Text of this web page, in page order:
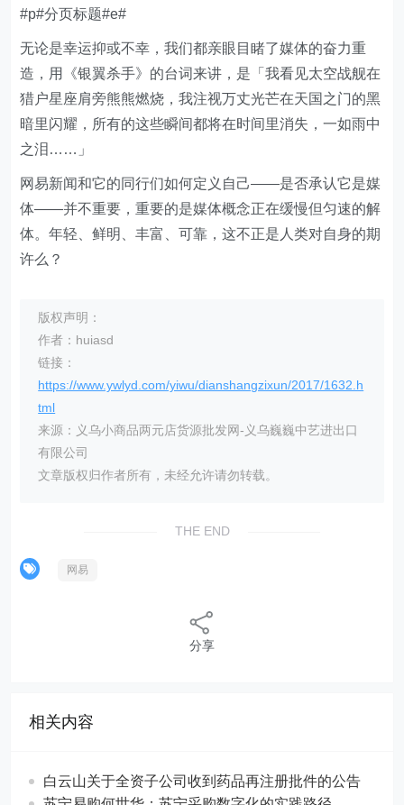
#p#分页标题#e#
无论是幸运抑或不幸，我们都亲眼目睹了媒体的奋力重
造，用《银翼杀手》的台词来讲，是「我看见太空战舰在
猎户星座肩旁熊熊燃烧，我注视万丈光芒在天国之门的黑
暗里闪耀，所有的这些瞬间都将在时间里消失，一如雨中
之泪……」
网易新闻和它的同行们如何定义自己——是否承认它是媒
体——并不重要，重要的是媒体概念正在缓慢但匀速的解
体。年轻、鲜明、丰富、可靠，这不正是人类对自身的期
许么？
版权声明：
作者：huiasd
链接：
https://www.ywlyd.com/yiwu/dianshangzixun/2017/1632.h
tml
来源：义乌小商品两元店货源批发网-义乌巍巍中艺进出口
有限公司
文章版权归作者所有，未经允许请勿转载。
THE END
网易
分享
相关内容
白云山关于全资子公司收到药品再注册批件的公告